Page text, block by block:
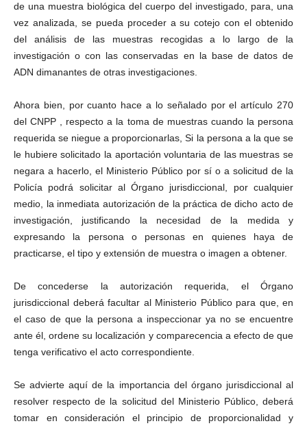
de una muestra biológica del cuerpo del investigado, para, una
vez analizada, se pueda proceder a su cotejo con el obtenido
del análisis de las muestras recogidas a lo largo de la
investigación o con las conservadas en la base de datos de
ADN dimanantes de otras investigaciones.
Ahora bien, por cuanto hace a lo señalado por el artículo 270
del CNPP , respecto a la toma de muestras cuando la persona
requerida se niegue a proporcionarlas, Si la persona a la que se
le hubiere solicitado la aportación voluntaria de las muestras se
negara a hacerlo, el Ministerio Público por sí o a solicitud de la
Policía podrá solicitar al Órgano jurisdiccional, por cualquier
medio, la inmediata autorización de la práctica de dicho acto de
investigación, justificando la necesidad de la medida y
expresando la persona o personas en quienes haya de
practicarse, el tipo y extensión de muestra o imagen a obtener.
De concederse la autorización requerida, el Órgano
jurisdiccional deberá facultar al Ministerio Público para que, en
el caso de que la persona a inspeccionar ya no se encuentre
ante él, ordene su localización y comparecencia a efecto de que
tenga verificativo el acto correspondiente.
Se advierte aquí de la importancia del órgano jurisdiccional al
resolver respecto de la solicitud del Ministerio Público, deberá
tomar en consideración el principio de proporcionalidad y